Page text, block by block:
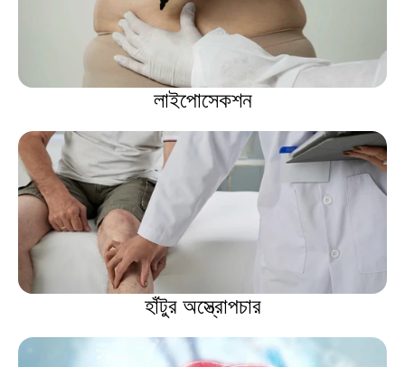
লাইপোসেকশন
হাঁটুর অস্ত্রোপচার